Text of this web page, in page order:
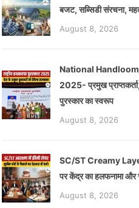
बजट, सब्सिडी संरचना,
August 8, 2026
National
2025- प्रमुख
पुरस्कार का स्वरूप
August 8, 2026
SC/ST Creamy
पर केंद्र का हलफनामा और
August 8, 2026